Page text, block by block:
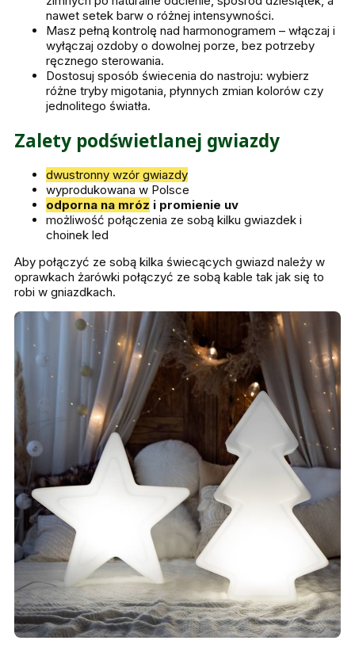
nawet setek barw o różnej intensywności.
Masz pełną kontrolę nad harmonogramem – włączaj i
wyłączaj ozdoby o dowolnej porze, bez potrzeby
ręcznego sterowania.
Dostosuj sposób świecenia do nastroju: wybierz
różne tryby migotania, płynnych zmian kolorów czy
jednolitego światła.
Zalety podświetlanej gwiazdy
dwustronny wzór gwiazdy
wyprodukowana w Polsce
odporna na mróz i promienie uv
możliwość połączenia ze sobą kilku gwiazdek i
choinek led
Aby połączyć ze sobą kilka świecących gwiazd należy w
oprawkach żarówki połączyć ze sobą kable tak jak się to
robi w gniazdkach.